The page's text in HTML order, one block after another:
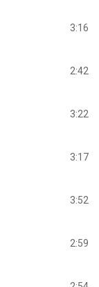
3:16
2:42
3:22
3:17
3:52
2:59